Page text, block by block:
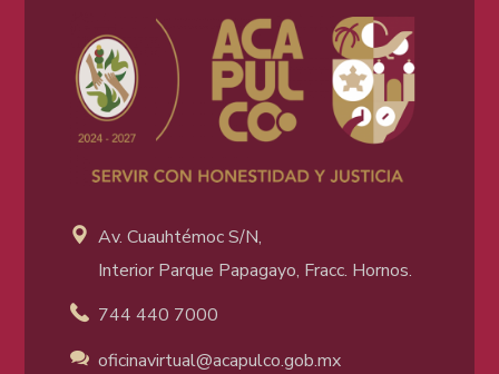
Av. Cuauhtémoc S/N,
Interior Parque Papagayo, Fracc. Hornos.
744 440 7000
oficinavirtual@acapulco.gob.mx